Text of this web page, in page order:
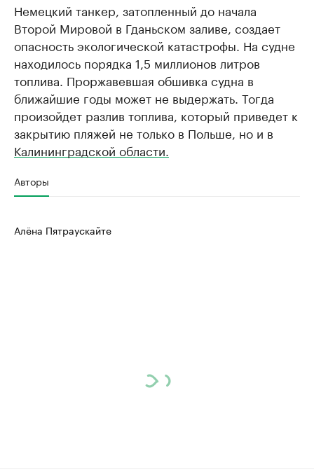
Немецкий танкер, затопленный до начала
Второй Мировой в Гданьском заливе, создает
опасность экологической катастрофы. На судне
находилось порядка 1,5 миллионов литров
топлива. Проржавевшая обшивка судна в
ближайшие годы может не выдержать. Тогда
произойдет разлив топлива, который приведет к
закрытию пляжей не только в Польше, но и в
Калининградской области.
Авторы
Алёна Пятраускайте